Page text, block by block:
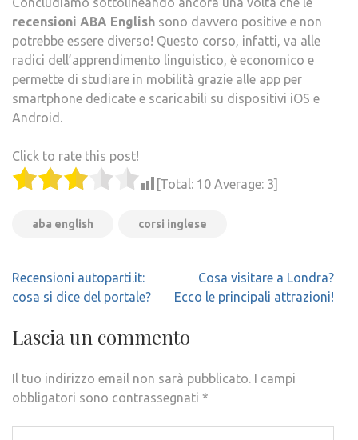
recensioni ABA English sono davvero positive e non
potrebbe essere diverso! Questo corso, infatti, va alle
radici dell’apprendimento linguistico, è economico e
permette di studiare in mobilità grazie alle app per
smartphone dedicate e scaricabili su dispositivi iOS e
Android.
Click to rate this post!
[Total: 10 Average: 3]
aba english corsi inglese
Navigazione
articoli
Recensioni autoparti.it:
cosa si dice del portale?
Cosa visitare a Londra?
Ecco le principali attrazioni!
Lascia un commento
Il tuo indirizzo email non sarà pubblicato.
I campi
obbligatori sono contrassegnati *